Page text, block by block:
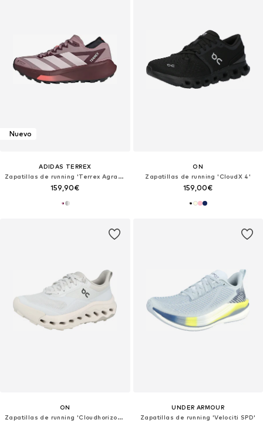
Nuevo
ADIDAS TERREX
Zapatillas de running 'Terrex Agravic GTX 2'
159,90€
ON
Zapatillas de running 'CloudX 4'
159,00€
ON
Zapatillas de running 'Cloudhorizon 2'
UNDER ARMOUR
Zapatillas de running 'Velociti SPD'